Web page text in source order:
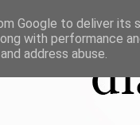
Google to deliver its
with performance
address abuse.